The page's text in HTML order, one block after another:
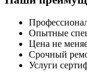
Опытные
Цена не
Срочный
Услуги